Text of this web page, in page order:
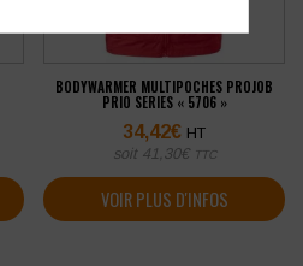
BODYWARMER MULTIPOCHES PROJOB
PRIO SERIES « 5706 »
34,42€ HT
soit 41,30€ TTC
VOIR PLUS D'INFOS